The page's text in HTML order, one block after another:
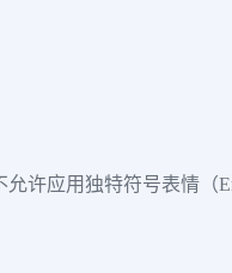
许应用独特符号表情（